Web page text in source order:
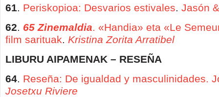
61. Periskopioa: Desvarios estivales. Jasón
62. 65 Zinemaldia. «Handia» eta «Le
film sarituak. Kristina Zorita Arratibel
LIBURU AIPAMENAK – RESEÑA
64. Reseña: De igualdad y masculinidades.
Josetxu Riviere